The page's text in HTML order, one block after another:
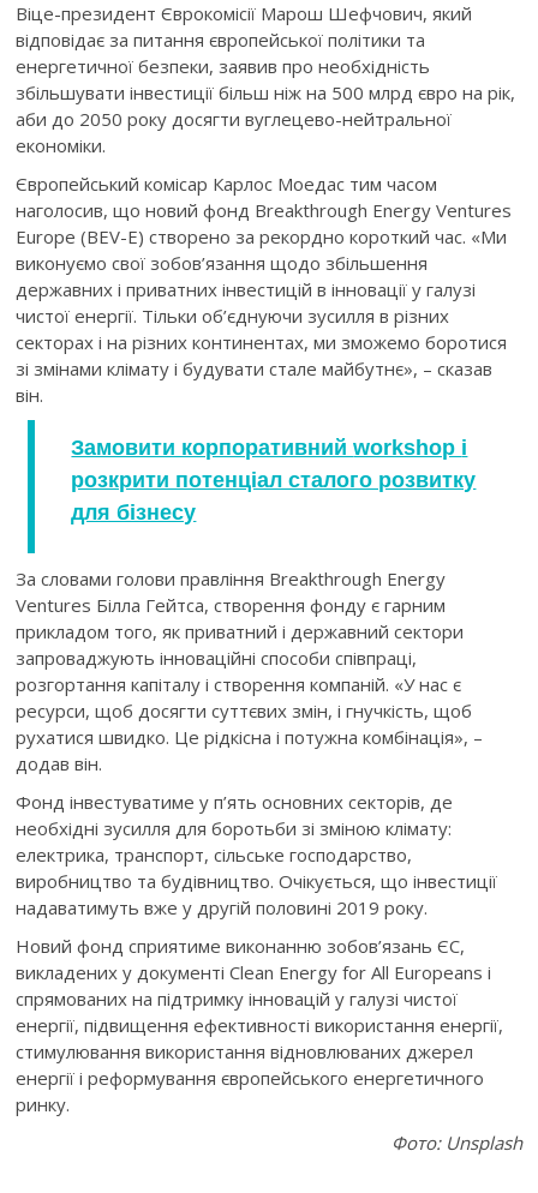
Віце-президент Єврокомісії Марош Шефчович, який
відповідає за питання європейської політики та
енергетичної безпеки, заявив про необхідність
збільшувати інвестиції більш ніж на 500 млрд євро на рік,
аби до 2050 року досягти вуглецево-нейтральної
економіки.
Європейський комісар Карлос Моедас тим часом
наголосив, що новий фонд Breakthrough Energy Ventures
Europe (BEV-E) створено за рекордно короткий час. «Ми
виконуємо свої зобов’язання щодо збільшення
державних і приватних інвестицій в інновації у галузі
чистої енергії. Тільки об’єднуючи зусилля в різних
секторах і на різних континентах, ми зможемо боротися
зі змінами клімату і будувати стале майбутнє», – сказав
він.
Замовити корпоративнийworkshop і
розкрити потенціал сталого розвитку
для бізнесу
За словами голови правління Breakthrough Energy
Ventures Білла Гейтса, створення фонду є гарним
прикладом того, як приватний і державний сектори
запроваджують інноваційні способи співпраці,
розгортання капіталу і створення компаній. «У нас є
ресурси, щоб досягти суттєвих змін, і гнучкість, щоб
рухатися швидко. Це рідкісна і потужна комбінація», –
додав він.
Фонд інвестуватиме у п’ять основних секторів, де
необхідні зусилля для боротьби зі зміною клімату:
електрика, транспорт, сільське господарство,
виробництво та будівництво. Очікується, що інвестиції
надаватимуть вже у другій половині 2019 року.
Новий фонд сприятиме виконанню зобов’язань ЄС,
викладених у документі Clean Energy for All Europeans і
спрямованих на підтримку інновацій у галузі чистої
енергії, підвищення ефективності використання енергії,
стимулювання використання відновлюваних джерел
енергії і реформування європейського енергетичного
ринку.
Фото: Unsplash